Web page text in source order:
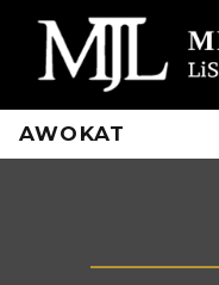
content
AWOKAT